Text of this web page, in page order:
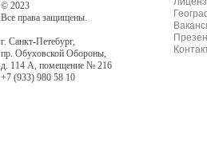
© 2023
Все права защищены.
г. Санкт-Петебург,
пр. Обуховской Обороны,
д. 114 А, помещение № 216
+7 (933) 980 58 10